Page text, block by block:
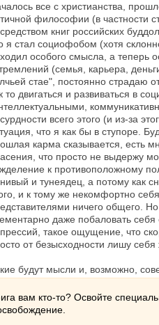
все с христианства,
философии (в частности
книг российских
я стал социофобом (хотя
особого смысла, а теперь
(семья, карьера,
стае", постоянно страдаю
то двигаться и развиваться в
всего этого (и из-за
что я как бы в ступоре.
карма сказывается, есть
что просто не выдержу
к противоположному
и тунеядец, а потому как
и к тому же некомфортно
ничего общего.
даже побаловать себя
такое ощущение, что
от безысходности лишу
будут мысли и, возможно,
вам кто-то? Освойте